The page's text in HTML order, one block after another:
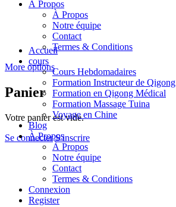
À Propos
À Propos
Notre équipe
Contact
Termes & Conditions
More options
Panier
Votre panier est vide.
Se connecter S'inscrire
Accueil
cours
Cours Hebdomadaires
Formation Instructeur de Qigong
Formation en Qigong Médical
Formation Massage Tuina
Voyage en Chine
Blog
À Propos
À Propos
Notre équipe
Contact
Termes & Conditions
Connexion
Register